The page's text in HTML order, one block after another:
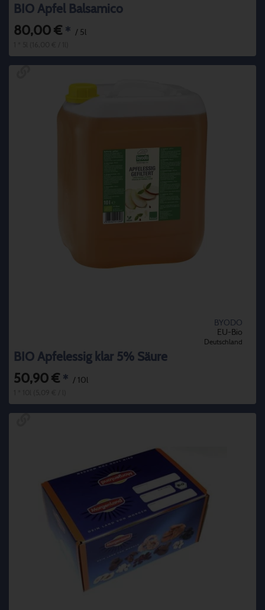
BIO Apfel Balsamico
80,00 € * / 5l
BYODO
EU-Bio
Deutschland
BIO Apfelessig klar 5% Säure
50,90 € * / 10l